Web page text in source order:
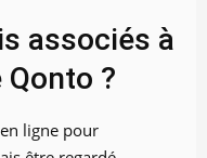
associés à
?
ligne pour